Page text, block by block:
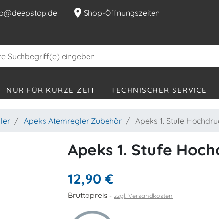
location_on Shop-Öffnungszeiten
NUR FÜR KURZE ZEIT TECHNISCHER SERVICE
Apeks Atemregler Zubehör Apeks 1. Stufe
Apeks 1. Stufe
12,90 €
Bruttopreis zzgl. Versandkosten